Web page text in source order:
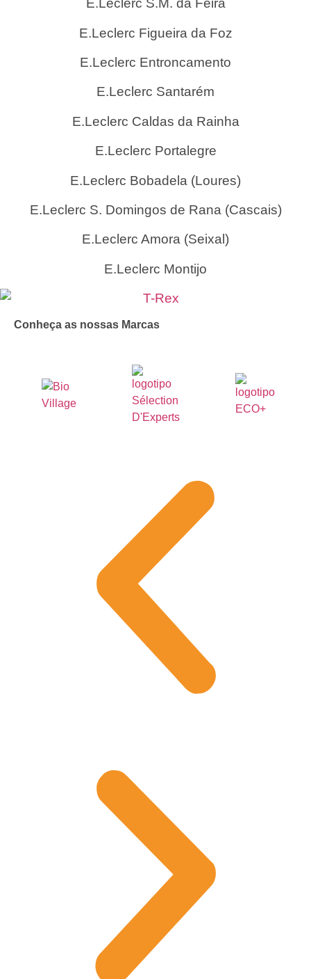
E.Leclerc S.M. da Feira
E.Leclerc Figueira da Foz
E.Leclerc Entroncamento
E.Leclerc Santarém
E.Leclerc Caldas da Rainha
E.Leclerc Portalegre
E.Leclerc Bobadela (Loures)
E.Leclerc S. Domingos de Rana (Cascais)
E.Leclerc Amora (Seixal)
E.Leclerc Montijo
Conheça as nossas Marcas